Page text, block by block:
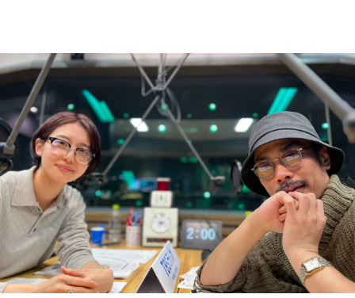
トピックス
TBS Podcast
お知らせ
イベント・グッズ
YouTube
会社情報